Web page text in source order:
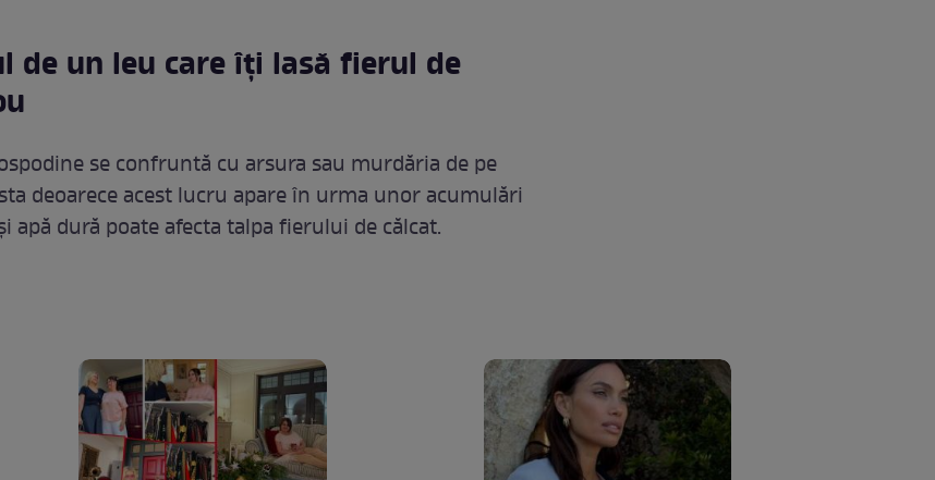
de un leu care îți lasă fierul de
se confruntă cu arsura sau murdăria de pe
deoarece acest lucru apare în urma unor acumulări
apă dură poate afecta talpa fierului de călcat.